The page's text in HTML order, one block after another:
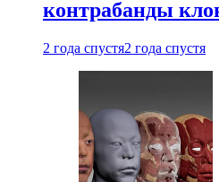
контрабанды
2 года спустя2 года спустя